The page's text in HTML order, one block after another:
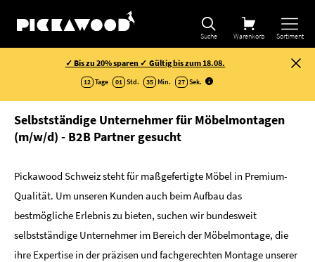
Suche Warenkorb Sortiment
✓ Bis zu 20% sparen ✓ Gültig bis zum 18.08.
12 Tage 01 Std. 35 Min. 27 Sek.
Selbstständige Unternehmer für Möbelmontagen
(m/w/d) - B2B Partner gesucht
Pickawood Schweiz steht für maßgefertigte Möbel in Premium-
Qualität. Um unseren Kunden auch beim Aufbau das
bestmögliche Erlebnis zu bieten, suchen wir bundesweit
selbstständige Unternehmer im Bereich der Möbelmontage, die
ihre Expertise in der präzisen und fachgerechten Montage unserer